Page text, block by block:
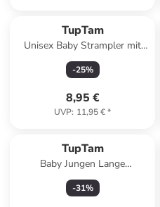
TupTam
Unisex Baby Strampler mit
Spruch in weiß Modell 2
-25%
8,95 €
UVP: 11,95 €*
TupTam
Baby Jungen Lange
Pumphose 3er Pack in
schwarz/grau
-31%